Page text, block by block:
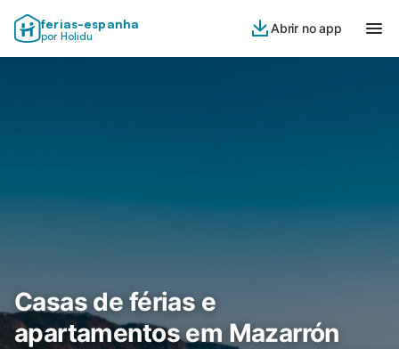
ferias-espanha
por Holidu
Abrir no app
Casas de férias e
apartamentos em Mazarrón